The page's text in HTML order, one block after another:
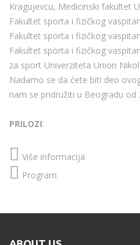
Kragujevcu, Medicinski fakultet
Fakultet sporta i fizičkog
Fakultet sporta i fizičkog
Fakultet sporta i fizičkog
za sport Univerziteta Union
Nadamo se da ćete biti deo
nam se pridružiti u Beogradu od
PRILOZI:
Više informacija
Program